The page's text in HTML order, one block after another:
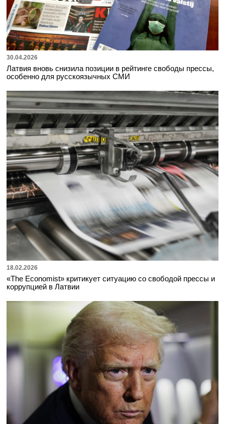
30.04.2026
Латвия вновь снизила позиции в рейтинге свободы прессы,
особенно для русскоязычных СМИ
18.02.2026
«The Economist» критикует ситуацию со свободой прессы и
коррупцией в Латвии